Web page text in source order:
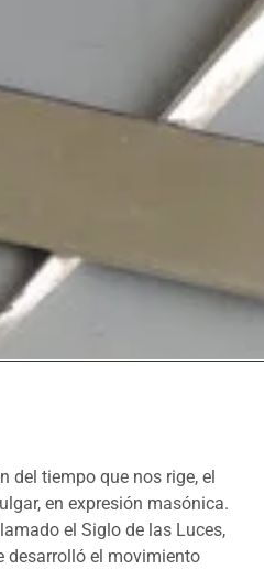
del tiempo que nos rige, el
en expresión masónica.
el Siglo de las Luces,
desarrolló el movimiento